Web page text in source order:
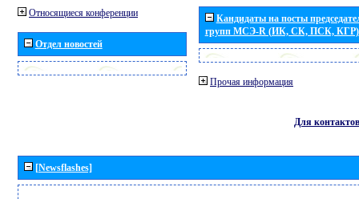
Относящиеся конференции
Отдел новостей
Кандидаты на посты
групп МСЭ-R (ИК, СК, ПСК, КГР)
Прочая информация
Для контактов
[Newsflashes]